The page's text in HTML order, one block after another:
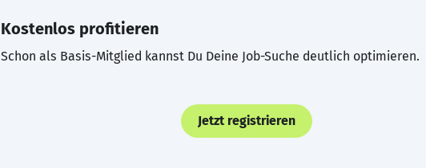
Kostenlos profitieren
Schon als Basis-Mitglied kannst Du Deine Job-Suche deutlich optimieren.
Jetzt registrieren